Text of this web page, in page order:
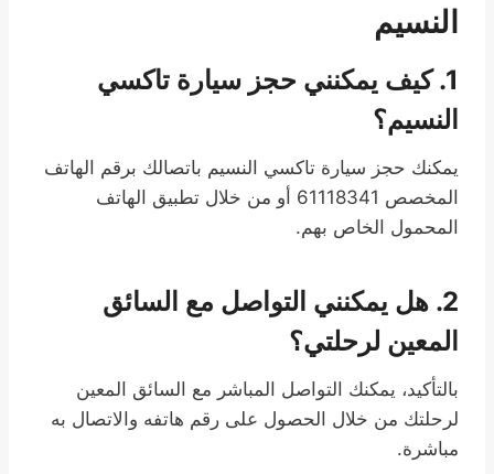
النسيم
1. كيف يمكنني حجز سيارة تاكسي
النسيم؟
يمكنك حجز سيارة تاكسي النسيم باتصالك برقم الهاتف
المخصص 61118341 أو من خلال تطبيق الهاتف
المحمول الخاص بهم.
2. هل يمكنني التواصل مع السائق
المعين لرحلتي؟
بالتأكيد، يمكنك التواصل المباشر مع السائق المعين
لرحلتك من خلال الحصول على رقم هاتفه والاتصال به
مباشرة.